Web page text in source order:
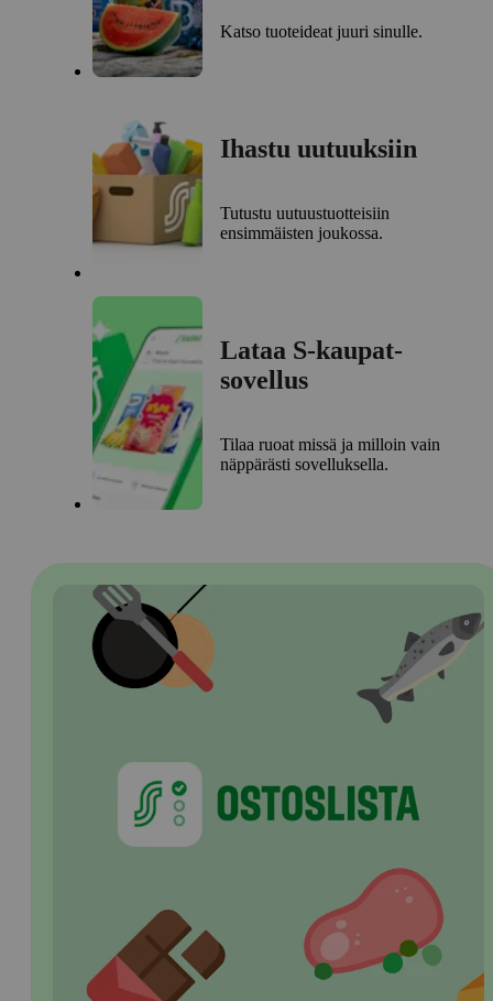
Katso tuoteideat juuri sinulle.
Ihastu uutuuksiin
Tutustu uutuustuotteisiin
ensimmäisten joukossa.
Lataa S-kaupat-
sovellus
Tilaa ruoat missä ja milloin vain
näppärästi sovelluksella.